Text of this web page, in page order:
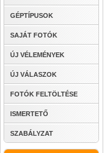
GÉPTÍPUSOK
SAJÁT FOTÓK
ÚJ VÉLEMÉNYEK
ÚJ VÁLASZOK
FOTÓK FELTÖLTÉSE
ISMERTETŐ
SZABÁLYZAT